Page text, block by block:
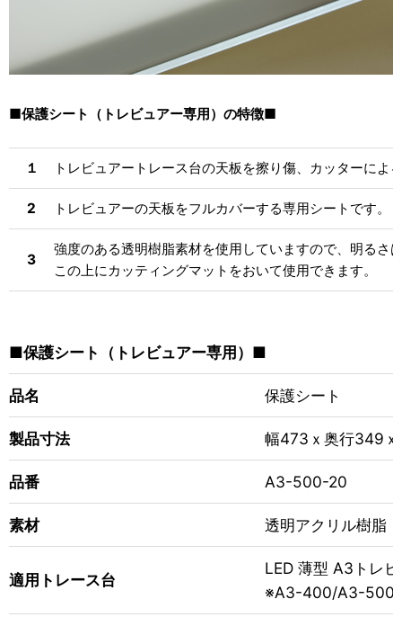
■保護シート（トレビュアー専用）の特徴■
１ トレビュアートレース台の天板を擦り傷、カッターによ
2 トレビュアーの天板をフルカバーする専用シートです。
3
強度のある透明樹脂素材を使用していますので、明るさ
この上にカッティングマットをおいて使用できます。
■保護シート（トレビュアー専用）■
品名 保護シート
製品寸法 幅473ｘ奥行349ｘ
品番 A3-500-20
素材 透明アクリル樹脂
適用トレース台
LED 薄型 A3トレ
※A3-400/A3-500L